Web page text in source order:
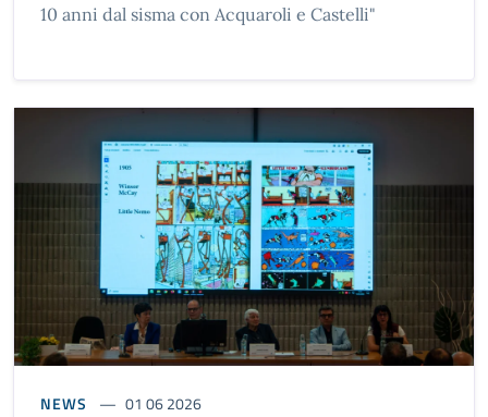
10 anni dal sisma con Acquaroli e Castelli"
NEWS 01 06 2026